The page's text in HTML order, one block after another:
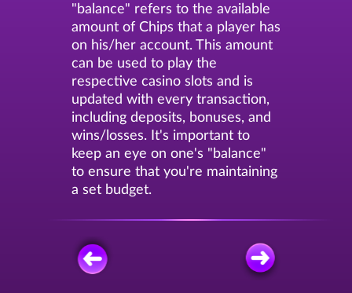
"balance" refers to the available
amount of Chips that a player has
on his/her account. This amount
can be used to play the
respective casino slots and is
updated with every transaction,
including deposits, bonuses, and
wins/losses. It's important to
keep an eye on one's "balance"
to ensure that you're maintaining
a set budget.